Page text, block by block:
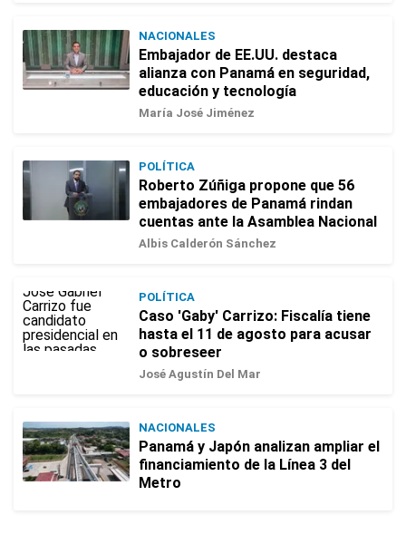
NACIONALES
Embajador de EE.UU. destaca
alianza con Panamá en seguridad,
educación y tecnología
María José Jiménez
POLÍTICA
Roberto Zúñiga propone que 56
embajadores de Panamá rindan
cuentas ante la Asamblea Nacional
Albis Calderón Sánchez
POLÍTICA
Caso 'Gaby' Carrizo: Fiscalía tiene
hasta el 11 de agosto para acusar
o sobreseer
José Agustín Del Mar
NACIONALES
Panamá y Japón analizan ampliar el
financiamiento de la Línea 3 del
Metro